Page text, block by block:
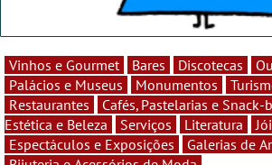
Vinhos e Gourmet Bares Discotecas
Palácios e Museus
Monumentos
Restaurantes
Cafés, Pastelarias e Snack-
Estética e Beleza
Serviços Literatura
Espectáculos e Exposições
Galerias de